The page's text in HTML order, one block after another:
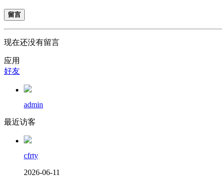
留言
现在还没有留言
应用
好友
admin
最近访客
cfrty
2026-06-11